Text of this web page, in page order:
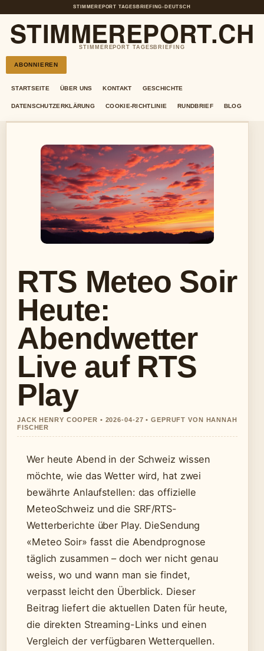
STIMMEREPORT TAGESBRIEFING• DEUTSCH
STIMMEREPORT.CH
STIMMEREPORT TAGESBRIEFING
ABONNIEREN
STARTSEITE ÜBER UNS KONTAKT GESCHICHTE
DATENSCHUTZERKLÄRUNG COOKIE-RICHTLINIE RUNDBRIEF BLOG
RTS Meteo Soir
Heute:
Abendwetter
Live auf RTS
Play
JACK HENRY COOPER • 2026-04-27 • GEPRUFT VON HANNAH
FISCHER
Wer heute Abend in der Schweiz wissen
möchte, wie das Wetter wird, hat zwei
bewährte Anlaufstellen: das offizielle
MeteoSchweiz und die SRF/RTS-
Wetterberichte über Play. DieSendung
«Meteo Soir» fasst die Abendprognose
täglich zusammen – doch wer nicht genau
weiss, wo und wann man sie findet,
verpasst leicht den Überblick. Dieser
Beitrag liefert die aktuellen Daten für heute,
die direkten Streaming-Links und einen
Vergleich der verfügbaren Wetterquellen.